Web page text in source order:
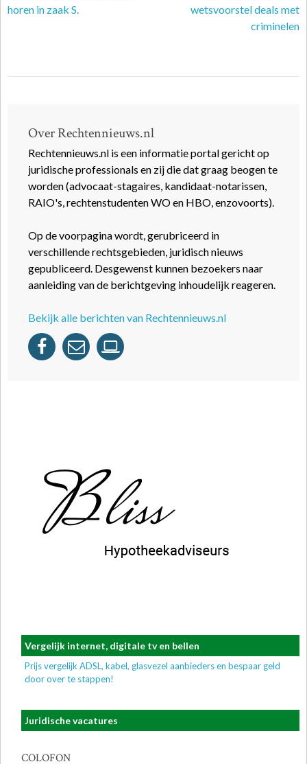
horen in zaak S.
wetsvoorstel deals met
criminelen
Over Rechtennieuws.nl
Rechtennieuws.nl is een informatie portal gericht op
juridische professionals en zij die dat graag beogen te
worden (advocaat-stagaires, kandidaat-notarissen,
RAIO's, rechtenstudenten WO en HBO, enzovoorts).
Op de voorpagina wordt, gerubriceerd in
verschillende rechtsgebieden, juridisch nieuws
gepubliceerd. Desgewenst kunnen bezoekers naar
aanleiding van de berichtgeving inhoudelijk reageren.
Bekijk alle berichten van Rechtennieuws.nl
Vergelijk internet, digitale tv en bellen
Prijs vergelijk ADSL, kabel, glasvezel aanbieders en bespaar geld
door over te stappen!
Juridische vacatures
COLOFON